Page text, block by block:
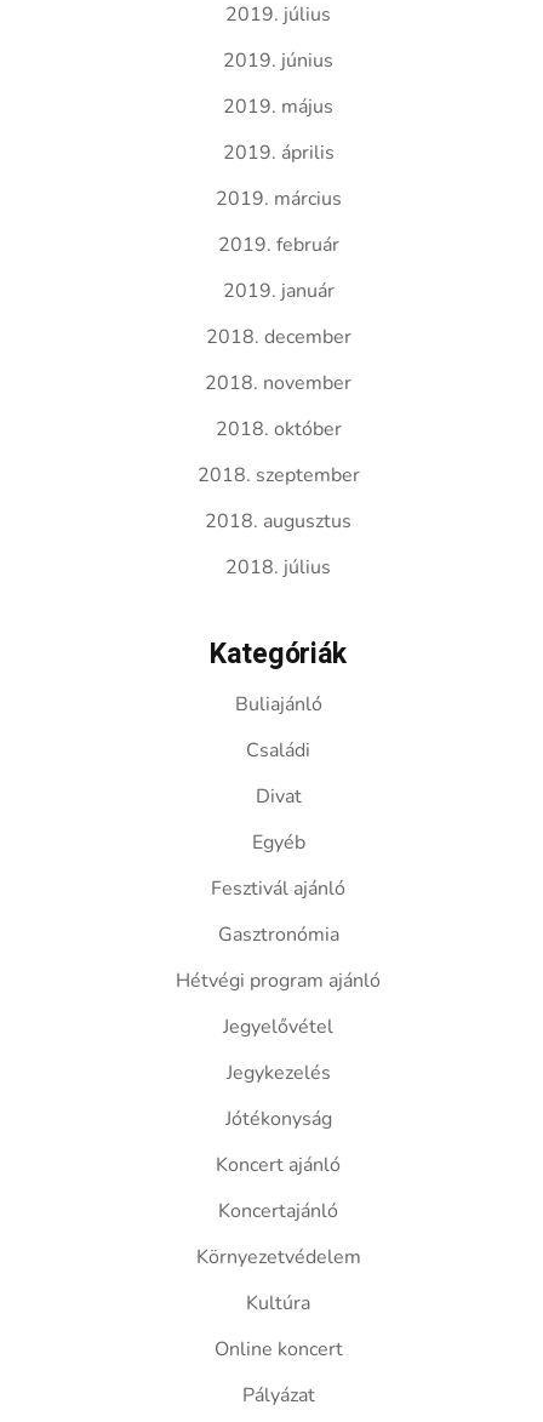
2019. július
2019. június
2019. május
2019. április
2019. március
2019. február
2019. január
2018. december
2018. november
2018. október
2018. szeptember
2018. augusztus
2018. július
Kategóriák
Buliajánló
Családi
Divat
Egyéb
Fesztivál ajánló
Gasztronómia
Hétvégi program ajánló
Jegyelővétel
Jegykezelés
Jótékonyság
Koncert ajánló
Koncertajánló
Környezetvédelem
Kultúra
Online koncert
Pályázat